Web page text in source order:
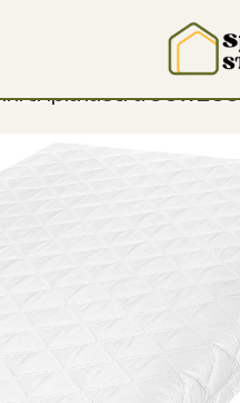
tripla lastra 90 x 200